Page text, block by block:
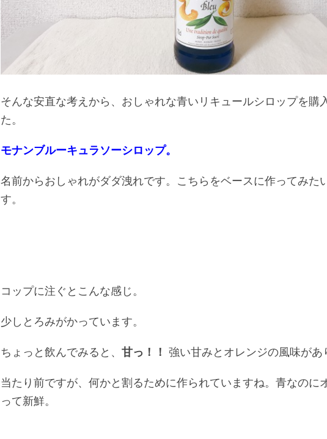
そんな安直な考えから、おしゃれな青いリキュールシロップを購
た。
モナンブルーキュラソーシロップ。
名前からおしゃれがダダ洩れです。こちらをベースに作ってみた
す。
コップに注ぐとこんな感じ。
少しとろみがかっています。
ちょっと飲んでみると、 甘っ！！ 強い甘みとオレンジの風味があ
当たり前ですが、何かと割るために作られていますね。青なのに
って新鮮。